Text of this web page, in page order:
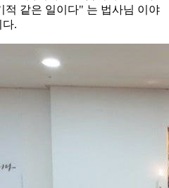
적 같은 일이다" 는 법사님 이야
.